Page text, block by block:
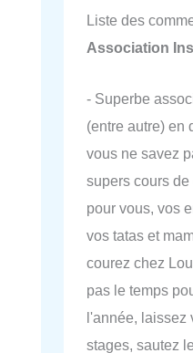
Liste des
Association
- Superbe
(entre autre) en
vous ne savez
supers cours
pour vous, vos
vos tatas et
courez chez
pas le temps
l'année, laissez
stages, sautez